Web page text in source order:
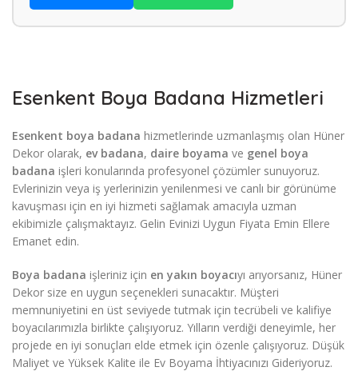
Esenkent Boya Badana Hizmetleri
Esenkent boya badana hizmetlerinde uzmanlaşmış olan Hüner
Dekor olarak, ev badana, daire boyama ve genel boya
badana işleri konularında profesyonel çözümler sunuyoruz.
Evlerinizin veya iş yerlerinizin yenilenmesi ve canlı bir görünüme
kavuşması için en iyi hizmeti sağlamak amacıyla uzman
ekibimizle çalışmaktayız. Gelin Evinizi Uygun Fiyata Emin Ellere
Emanet edin.
Boya badana işleriniz için en yakın boyacıyı arıyorsanız, Hüner
Dekor size en uygun seçenekleri sunacaktır. Müşteri
memnuniyetini en üst seviyede tutmak için tecrübeli ve kalifiye
boyacılarımızla birlikte çalışıyoruz. Yılların verdiği deneyimle, her
projede en iyi sonuçları elde etmek için özenle çalışıyoruz. Düşük
Maliyet ve Yüksek Kalite ile Ev Boyama İhtiyacınızı Gideriyoruz.